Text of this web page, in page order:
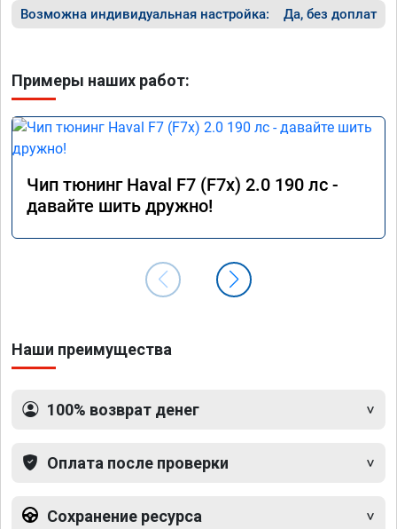
Возможна индивидуальная настройка: Да, без доплат
Примеры наших работ:
Чип тюнинг Haval F7 (F7x) 2.0 190 лс -
давайте шить дружно!
Наши преимущества
100% возврат денег
Оплата после проверки
Сохранение ресурса